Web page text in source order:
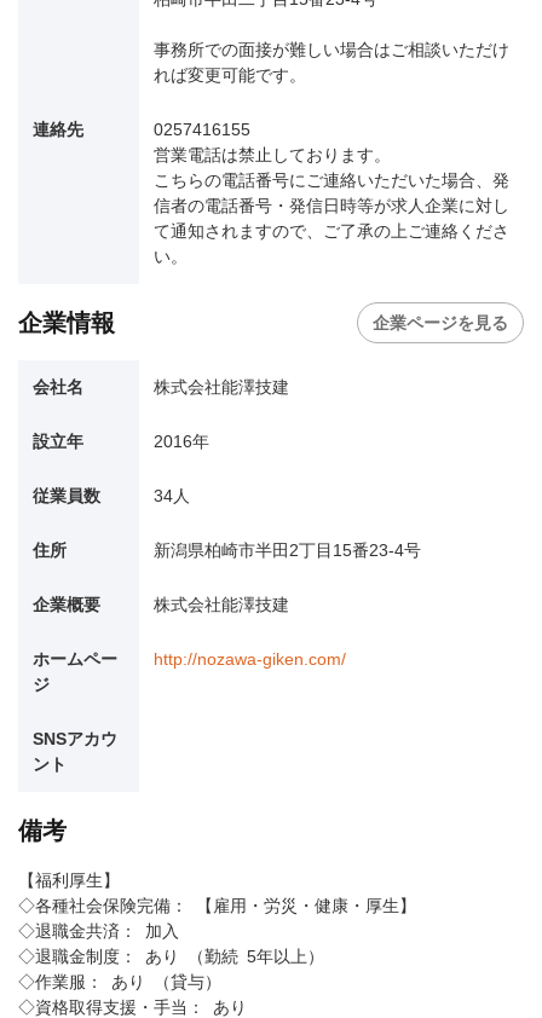
事務所での面接が難しい場合はご相談いただけ
れば変更可能です。
連絡先
0257416155
営業電話は禁止しております。
こちらの電話番号にご連絡いただいた場合、発
信者の電話番号・発信日時等が求人企業に対し
て通知されますので、ご了承の上ご連絡くださ
い。
企業情報 企業ページを見る
会社名 株式会社能澤技建
設立年 2016年
従業員数 34人
住所 新潟県柏崎市半田2丁目15番23-4号
企業概要 株式会社能澤技建
ホームペー
ジ
http://nozawa-giken.com/
SNSアカウ
ント
備考
【福利厚生】
◇各種社会保険完備： 【雇用・労災・健康・厚生】
◇退職金共済： 加入
◇退職金制度： あり （勤続 5年以上）
◇作業服： あり （貸与）
◇資格取得支援・手当： あり